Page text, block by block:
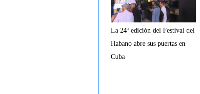
La 24ª edición del Festival del
Habano abre sus puertas en
Cuba